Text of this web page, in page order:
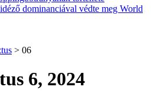
dominanciával védte meg World
> 06
6, 2024